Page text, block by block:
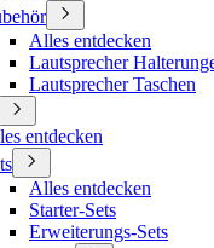
Alles entdecken
Lautsprecher
Lautsprecher Taschen
entdecken
Alles entdecken
Starter-Sets
Erweiterungs-Sets